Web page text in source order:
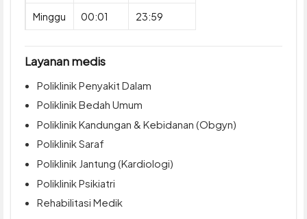
Minggu 00:01 23:59
Layanan medis
Poliklinik Penyakit Dalam
Poliklinik Bedah Umum
Poliklinik Kandungan & Kebidanan (Obgyn)
Poliklinik Saraf
Poliklinik Jantung (Kardiologi)
Poliklinik Psikiatri
Rehabilitasi Medik